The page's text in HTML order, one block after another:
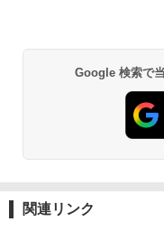
Google 検索で
関連リンク